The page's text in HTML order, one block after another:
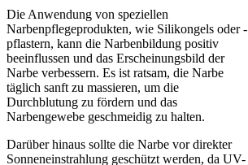
Die Anwendung von speziellen
Narbenpflegeprodukten, wie Silikongels oder -
pflastern, kann die Narbenbildung positiv
beeinflussen und das Erscheinungsbild der
Narbe verbessern. Es ist ratsam, die Narbe
täglich sanft zu massieren, um die
Durchblutung zu fördern und das
Narbengewebe geschmeidig zu halten.
Darüber hinaus sollte die Narbe vor direkter
Sonneneinstrahlung geschützt werden, da UV-